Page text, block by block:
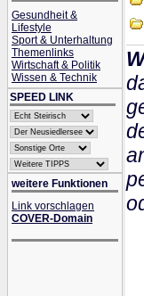
Gesundheit &
Lifestyle
Sport & Unterhaltung
Themenlinks
Wirtschaft & Politik
Wissen & Technik
SPEED LINK
weitere Funktionen
Link vorschlagen
COVER-Domain